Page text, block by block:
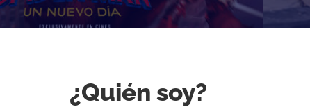
¿Quién soy?